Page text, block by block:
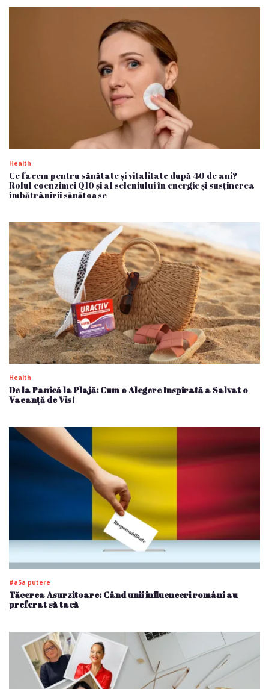
Health
Ce facem pentru sănătate și vitalitate după 40 de ani?
Rolul coenzimei Q10 și al seleniului în energie și susținerea
îmbătrânirii sănătoase
Health
De la Panică la Plajă: Cum o Alegere Inspirată a Salvat o
Vacanță de Vis!
#a5a putere
Tăcerea Asurzitoare: Când unii influenceri români au
preferat să tacă